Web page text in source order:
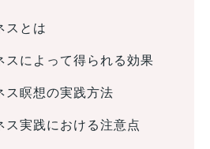
スとは
スによって得られる効果
ス瞑想の実践方法
ス実践における注意点